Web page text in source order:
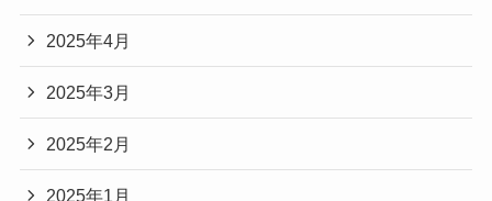
2025年4月
2025年3月
2025年2月
2025年1月